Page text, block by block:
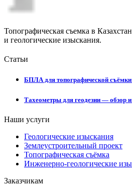
Топографическая съемка в
и геологические изыскания.
Статьи
БПЛА для топографической
Тахеометры для геодезии — обзор
Наши услуги
Геологические изыскания
Землеустроительный проект
Топографическая съёмка
Инженерно-геологические
Заказчикам